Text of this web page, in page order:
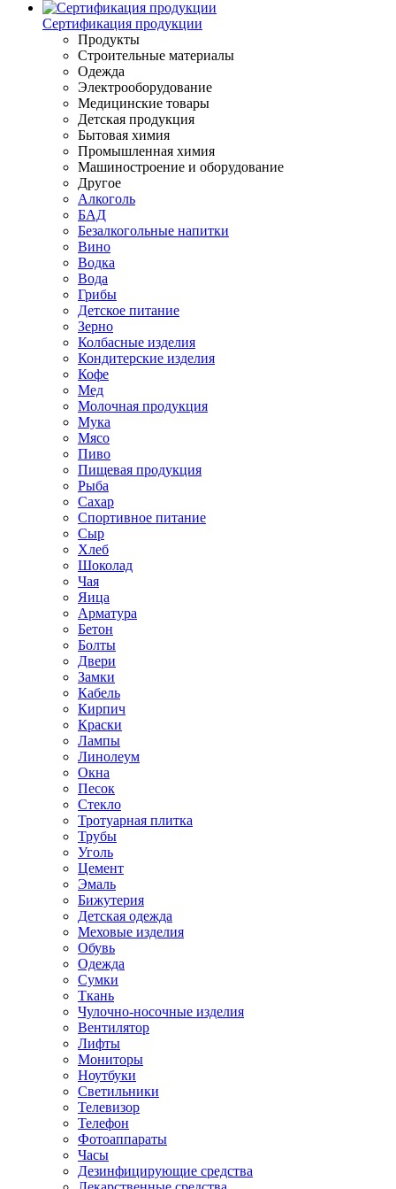
Сертификация продукции
Продукты
Строительные материалы
Одежда
Электрооборудование
Медицинские товары
Детская продукция
Бытовая химия
Промышленная химия
Машиностроение и оборудование
Другое
Алкоголь
БАД
Безалкогольные напитки
Вино
Водка
Вода
Грибы
Детское питание
Зерно
Колбасные изделия
Кондитерские изделия
Кофе
Мед
Молочная продукция
Мука
Мясо
Пиво
Пищевая продукция
Рыба
Сахар
Спортивное питание
Сыр
Хлеб
Шоколад
Чая
Яица
Арматура
Бетон
Болты
Двери
Замки
Кабель
Кирпич
Краски
Лампы
Линолеум
Окна
Песок
Стекло
Тротуарная плитка
Трубы
Уголь
Цемент
Эмаль
Бижутерия
Детская одежда
Меховые изделия
Обувь
Одежда
Сумки
Ткань
Чулочно-носочные изделия
Вентилятор
Лифты
Мониторы
Ноутбуки
Светильники
Телевизор
Телефон
Фотоаппараты
Часы
Дезинфицирующие средства